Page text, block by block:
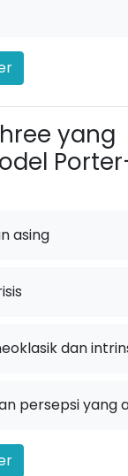
yang
asing
dan
persepsi yang